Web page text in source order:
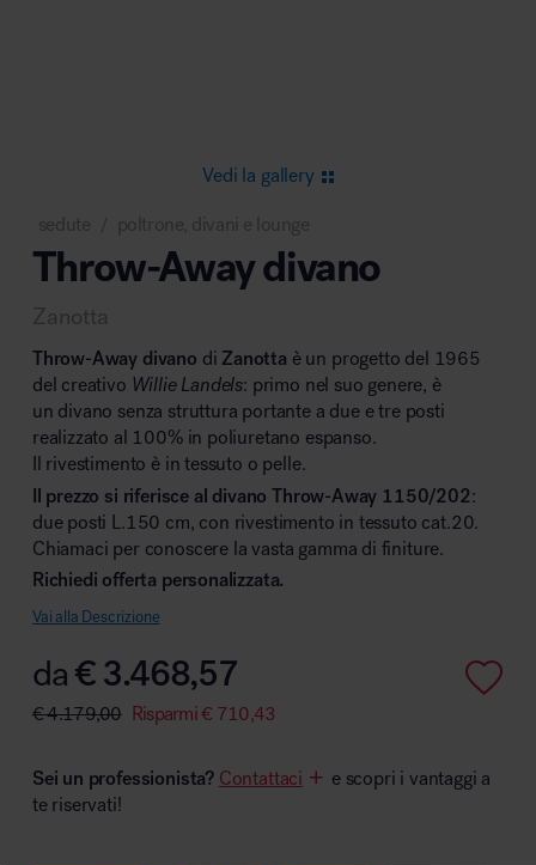
Area lounge e attesa
Area outdoor
Area hospitality
Vedi la gallery
sedute poltrone, divani e lounge
Throw-Away divano
Zanotta
Throw-Away divano di Zanotta è un progetto del 1965
del creativo Willie Landels: primo nel suo genere, è
un divano senza struttura portante a due e tre posti
realizzato al 100% in poliuretano espanso.
Il rivestimento è in tessuto o pelle.
Il prezzo si riferisce al divano Throw-Away 1150/202:
due posti L.150 cm, con rivestimento in tessuto cat.20.
Chiamaci per conoscere la vasta gamma di finiture.
Richiedi offerta personalizzata.
Vai alla Descrizione
da€3.468,57
€4.179,00 Risparmi€ 710,43
Sei un professionista? Contattaci
e scopri i vantaggi a
te riservati!